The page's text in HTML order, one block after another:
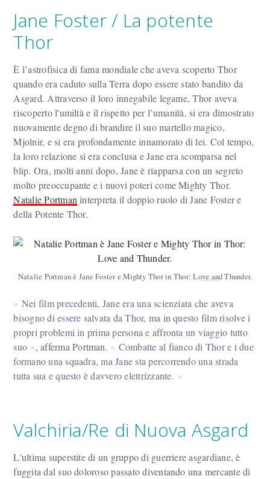
Jane Foster / La potente
Thor
È l’astrofisica di fama mondiale che aveva scoperto Thor
quando era caduto sulla Terra dopo essere stato bandito da
Asgard. Attraverso il loro innegabile legame, Thor aveva
riscoperto l'umiltà e il rispetto per l’umanità, si era dimostrato
nuovamente degno di brandire il suo martello magico,
Mjolnir, e si era profondamente innamorato di lei. Col tempo,
la loro relazione si era conclusa e Jane era scomparsa nel
blip. Ora, molti anni dopo, Jane è riapparsa con un segreto
molto preoccupante e i nuovi poteri come Mighty Thor.
Natalie Portman interpreta il doppio ruolo di Jane Foster e
della Potente Thor.
Natalie Portman è Jane Foster e Mighty Thor in Thor: Love and Thunder.
Nei film precedenti, Jane era una scienziata che aveva
bisogno di essere salvata da Thor, ma in questo film risolve i
propri problemi in prima persona e affronta un viaggio tutto
suo
, afferma Portman.
Combatte al fianco di Thor e i due
formano una squadra, ma Jane sta percorrendo una strada
tutta sua e questo è davvero elettrizzante.
Valchiria/Re di Nuova Asgard
L'ultima superstite di un gruppo di guerriere asgardiane, è
fuggita dal suo doloroso passato diventando una mercante di